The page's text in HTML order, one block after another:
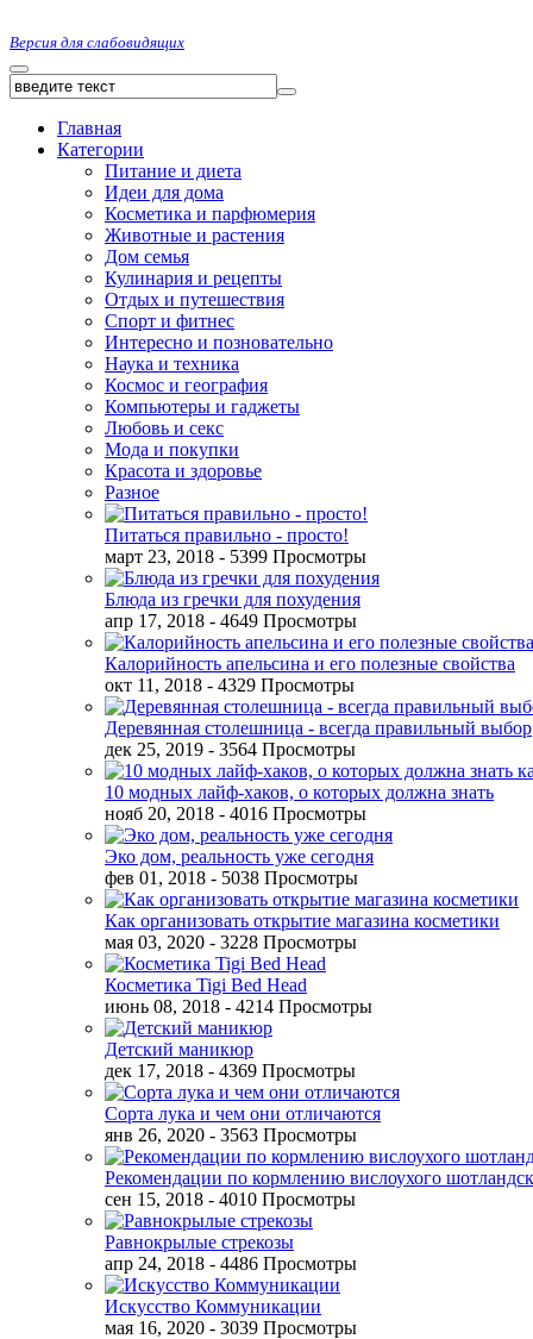
Версия для слабовидящих
Главная
Категории
Питание и диета
Идеи для дома
Косметика и парфюмерия
Животные и растения
Дом семья
Кулинария и рецепты
Отдых и путешествия
Спорт и фитнес
Интересно и позновательно
Наука и техника
Космос и география
Компьютеры и гаджеты
Любовь и секс
Мода и покупки
Красота и здоровье
Разное
Питаться правильно - просто!
март 23, 2018 - 5399 Просмотры
Блюда из гречки для похудения
апр 17, 2018 - 4649 Просмотры
Калорийность апельсина и его полезные свойства
окт 11, 2018 - 4329 Просмотры
Деревянная столешница - всегда правильный выбор
дек 25, 2019 - 3564 Просмотры
10 модных лайф-хаков, о которых должна знать
нояб 20, 2018 - 4016 Просмотры
Эко дом, реальность уже сегодня
фев 01, 2018 - 5038 Просмотры
Как организовать открытие магазина косметики
мая 03, 2020 - 3228 Просмотры
Косметика Tigi Bed Head
июнь 08, 2018 - 4214 Просмотры
Детский маникюр
дек 17, 2018 - 4369 Просмотры
Сорта лука и чем они отличаются
янв 26, 2020 - 3563 Просмотры
Рекомендации по кормлению вислоухого
сен 15, 2018 - 4010 Просмотры
Равнокрылые стрекозы
апр 24, 2018 - 4486 Просмотры
Искусство Коммуникации
мая 16, 2020 - 3039 Просмотры